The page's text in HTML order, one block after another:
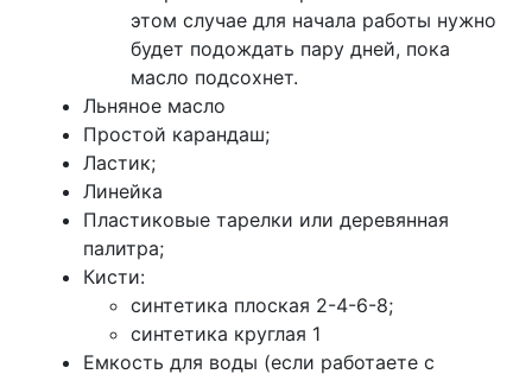
этом случае для начала работы нужно
будет подождать пару дней, пока
масло подсохнет.
Льняное масло
Простой карандаш;
Ластик;
Линейка
Пластиковые тарелки или деревянная
палитра;
Кисти:
синтетика плоская 2-4-6-8;
синтетика круглая 1
Емкость для воды (если работаете с